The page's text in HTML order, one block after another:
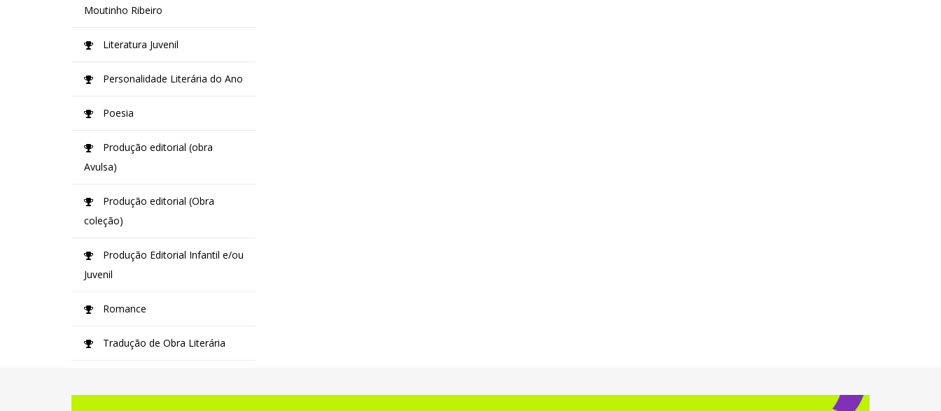
Moutinho Ribeiro
Literatura Juvenil
Personalidade Literária do Ano
Poesia
Produção editorial (obra
Avulsa)
Produção editorial (Obra
coleção)
Produção Editorial Infantil e/ou
Juvenil
Romance
Tradução de Obra Literária